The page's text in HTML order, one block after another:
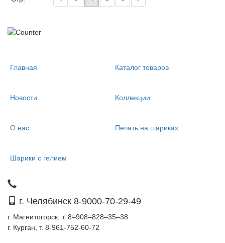
Главная Каталог товаров
Новости Коллекции
О нас Печать на шариках
Шарики с гелием
г. Челябинск 8-9000-70-29-49
г. Магнитогорск, т. 8–908–828–35–38
г. Курган, т. 8-961-752-60-72